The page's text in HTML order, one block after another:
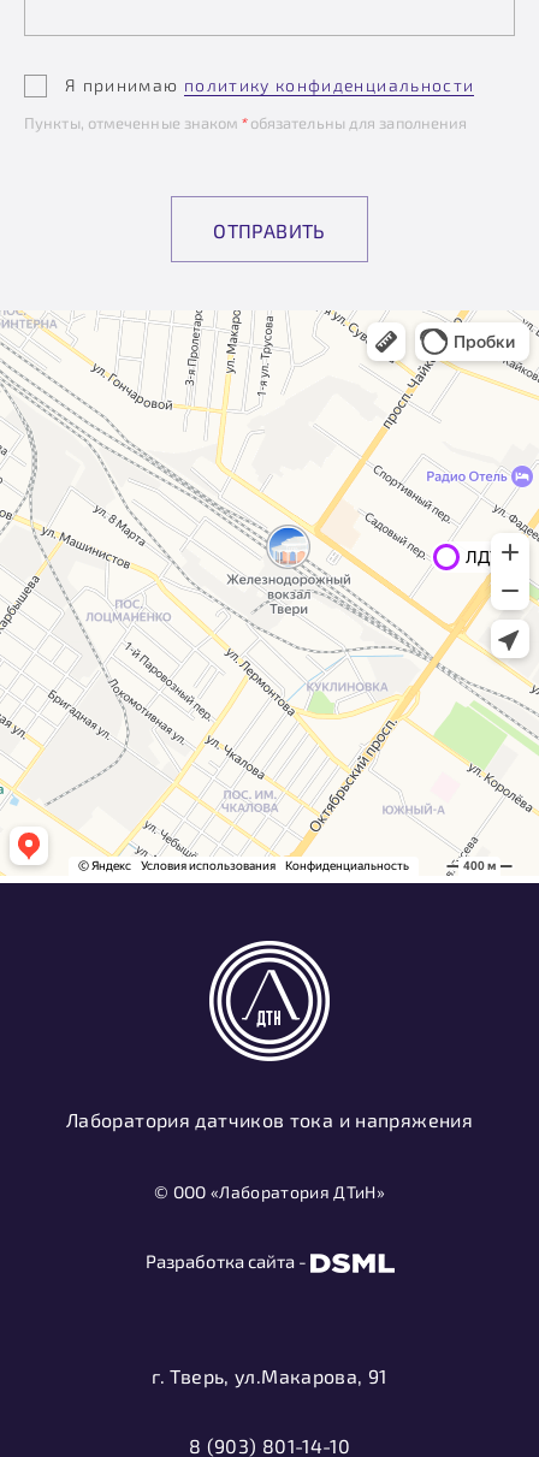
Я принимаю политику конфиденциальности
Пункты, отмеченные знаком *обязательны для заполнения
ОТПРАВИТЬ
Лаборатория датчиков тока и напряжения
© ООО «Лаборатория ДТиН»
Разработка сайта -
г. Тверь, ул.Макарова, 91
8 (903) 801-14-10